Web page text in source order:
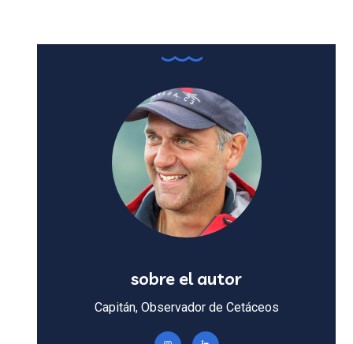
sobre el autor
Capitán, Observador de Cetáceos